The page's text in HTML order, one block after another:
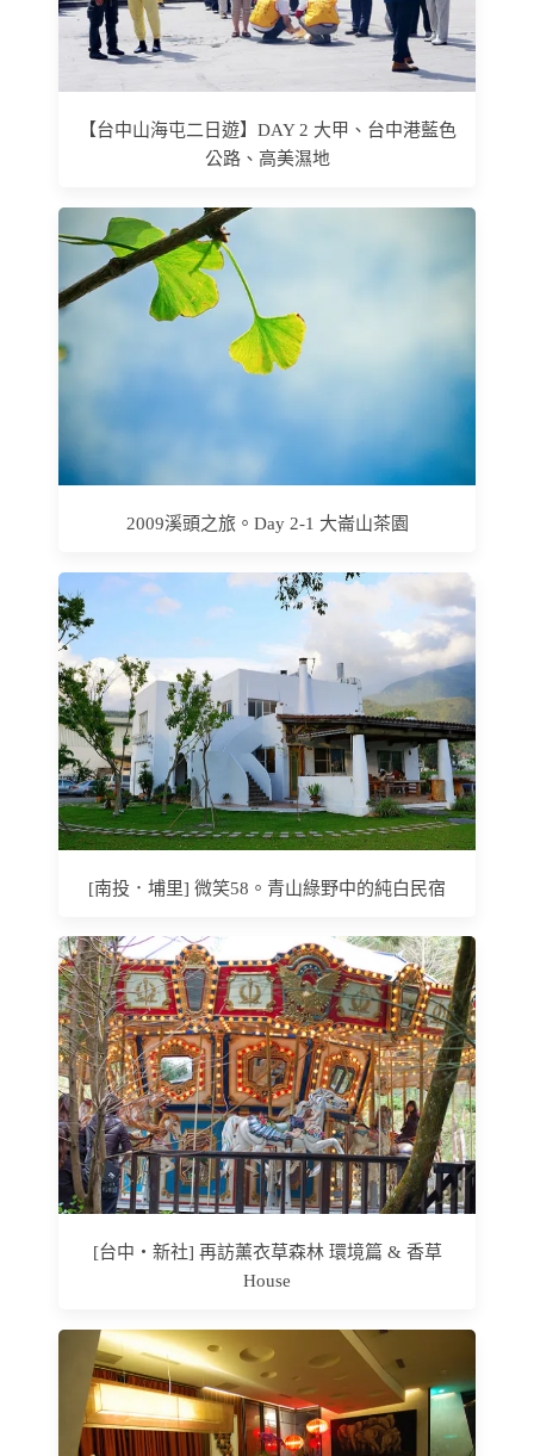
【台中山海屯二日遊】DAY 2 大甲、台中港藍色
公路、高美濕地
2009溪頭之旅。Day 2-1 大崙山茶園
[南投．埔里] 微笑58。青山綠野中的純白民宿
[台中‧新社] 再訪薰衣草森林 環境篇 & 香草
House